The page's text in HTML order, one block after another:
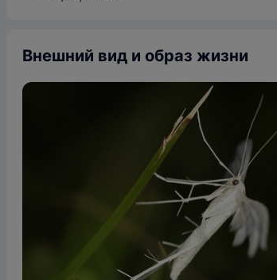
Внешний вид и образ жизни